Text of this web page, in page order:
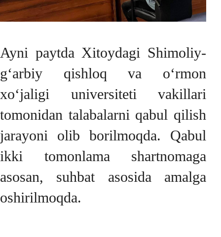
Ayni paytda Xitoydagi Shimoliy-
g‘arbiy qishloq va o‘rmon
xo‘jaligi universiteti vakillari
tomonidan talabalarni qabul qilish
jarayoni olib borilmoqda. Qabul
ikki tomonlama shartnomaga
asosan, suhbat asosida amalga
oshirilmoqda.